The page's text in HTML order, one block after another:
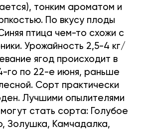
тонким ароматом и
По вкусу плоды
птица чем-то схожи с
Урожайность 2,5-4 кг/
ягод происходит в
го по 22-е июня, раньше
Сорт практически
Лучшими опылителями
стать сорта: Голубое
Золушка, Камчадалка,